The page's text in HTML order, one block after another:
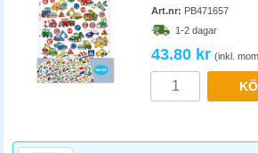
Art.nr: PB471657
1-2 dagar
43.80 kr (inkl.